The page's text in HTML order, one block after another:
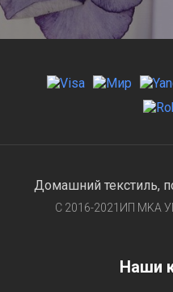
Домашний текстиль,
С 2016-2021ИП MKA
Наши